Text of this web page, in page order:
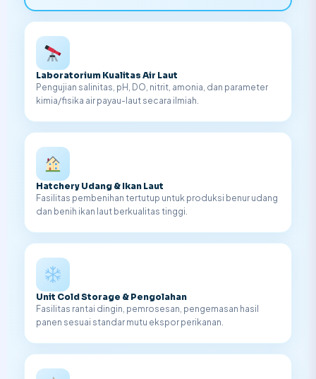
Laboratorium Kualitas Air Laut
Pengujian salinitas, pH, DO, nitrit, amonia, dan parameter
kimia/fisika air payau-laut secara ilmiah.
Hatchery Udang & Ikan Laut
Fasilitas pembenihan tertutup untuk produksi benur udang
dan benih ikan laut berkualitas tinggi.
Unit Cold Storage & Pengolahan
Fasilitas rantai dingin, pemrosesan, pengemasan hasil
panen sesuai standar mutu ekspor perikanan.